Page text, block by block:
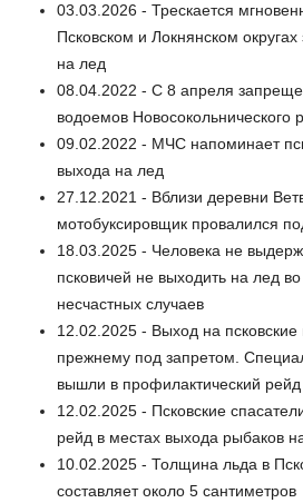
03.03.2026 - Трескается
Псковском и Локнянском
на лед
08.04.2022 - С 8 апреля
водоемов Новосокольнического
09.02.2022 - МЧС напоминает
выхода на лед
27.12.2021 - Вблизи деревни
мотобуксировщик провалился
18.03.2025 - Человека не
псковичей не выходить на лед
несчастных случаев
12.02.2025 - Выход на
прежнему под запретом.
вышли в профилактический рейд
12.02.2025 - Псковские
рейд в местах выхода рыбаков
10.02.2025 - Толщина льда в
составляет около 5 сантиметров